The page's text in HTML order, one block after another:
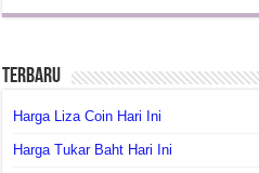
Terbaru
Harga Liza Coin Hari Ini
Harga Tukar Baht Hari Ini